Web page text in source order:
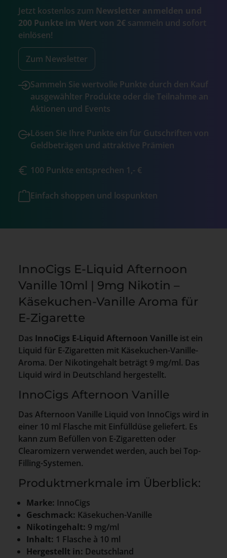
Jetzt kostenlos zum Newsletter anmelden und
200 Punkte im Wert von 2€ sammeln und sofort
einlösen!
Zum Newsletter
Sammeln Sie wertvolle Punkte durch den Kauf
ausgewählter Produkte oder die Teilnahme an
Aktionen und Events
Lösen Sie Ihre Punkte ein für Gutschriften von
Geldbeträgen und attraktive Prämien
100 Punkte entsprechen 1,- €
Einfach shoppen und lospunkten
InnoCigs E-Liquid Afternoon
Vanille 10ml | 9mg Nikotin –
Käsekuchen-Vanille Aroma für
E-Zigarette
Das InnoCigs E-Liquid Afternoon Vanille ist ein
Liquid für E-Zigaretten mit Käsekuchen-Vanille-
Aroma. Der Nikotingehalt beträgt 9 mg/ml. Das
Liquid wird in Deutschland hergestellt.
InnoCigs Afternoon Vanille
Das Afternoon Vanille Liquid von InnoCigs wird in
einer 10 ml Flasche mit Einfülldüse geliefert. Es
kann zum Befüllen von E-Zigaretten oder
Clearomizern verwendet werden, auch bei Top-
Filling-Systemen.
Produktmerkmale im Überblick:
Marke: InnoCigs
Geschmack: Käsekuchen-Vanille
Nikotingehalt: 9 mg/ml
Inhalt: 1 Flasche à 10 ml
Hergestellt in: Deutschland